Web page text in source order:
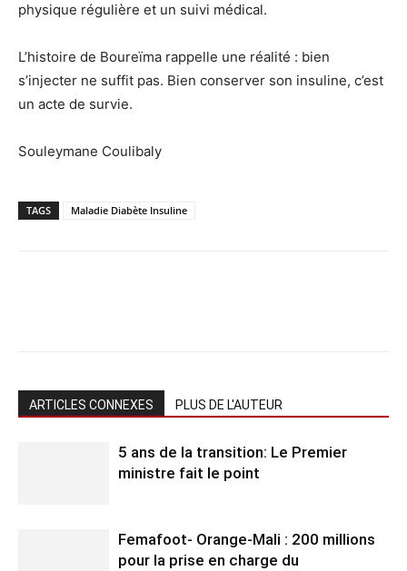
physique régulière et un suivi médical.
L’histoire de Boureïma rappelle une réalité : bien
s’injecter ne suffit pas. Bien conserver son insuline, c’est
un acte de survie.
Souleymane Coulibaly
TAGS Maladie Diabète Insuline
ARTICLES CONNEXES PLUS DE L'AUTEUR
5 ans de la transition: Le Premier
ministre fait le point
Femafoot- Orange-Mali : 200 millions
pour la prise en charge du